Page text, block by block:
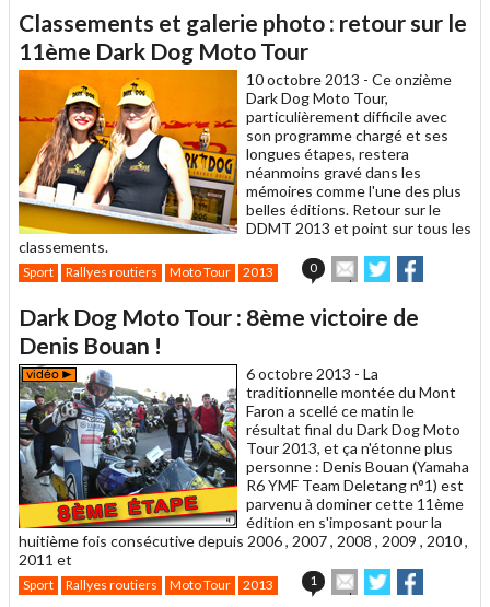
à
Classements et galerie photo : retour sur le
11ème Dark Dog Moto Tour
10 octobre 2013 - Ce onzième
Dark Dog Moto Tour,
particulièrement difficile avec
son programme chargé et ses
longues étapes, restera
néanmoins gravé dans les
mémoires comme l'une des plus
belles éditions. Retour sur le
DDMT 2013 et point sur tous les
classements.
Sport Rallyes routiers Moto Tour 2013 0
Envoyer
cet
à
Partager
sur sur
Dark Dog Moto Tour : 8ème victoire de
Denis Bouan !
6 octobre 2013 - La
traditionnelle montée du Mont
Faron a scellé ce matin le
résultat final du Dark Dog Moto
Tour 2013, et ça n'étonne plus
personne : Denis Bouan (Yamaha
R6 YMF Team Deletang n°1) est
parvenu à dominer cette 11ème
édition en s'imposant pour la
huitième fois consécutive depuis 2006 , 2007 , 2008 , 2009 , 2010 ,
2011 et
Sport Rallyes routiers Moto Tour 2013 1
Envoyer
cet
Partager
sur sur